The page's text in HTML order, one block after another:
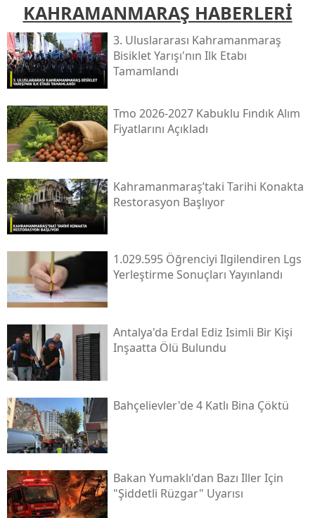
KAHRAMANMARAŞ HABERLERİ
3. Uluslararası Kahramanmaraş
Bisiklet Yarışı'nın Ilk Etabı
Tamamlandı
Tmo 2026-2027 Kabuklu Fındık Alım
Fiyatlarını Açıkladı
Kahramanmaraş’taki Tarihi Konakta
Restorasyon Başlıyor
1.029.595 Öğrenciyi Ilgilendiren Lgs
Yerleştirme Sonuçları Yayınlandı
Antalya'da Erdal Ediz Isimli Bir Kişi
Inşaatta Ölü Bulundu
Bahçelievler'de 4 Katlı Bina Çöktü
Bakan Yumaklı'dan Bazı Iller Için
"şiddetli Rüzgar" Uyarısı